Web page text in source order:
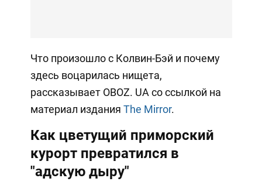
Что произошло с Колвин-Бэй и почему
здесь воцарилась нищета,
рассказывает OBOZ. UA со ссылкой на
материал издания The Mirror.
Как цветущий приморский
курорт превратился в
"адскую дыру"